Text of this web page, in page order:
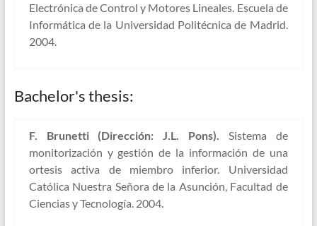
Electrónica de Control y Motores Lineales. Escuela de
Informática de la Universidad Politécnica de Madrid.
2004.
Bachelor's thesis:
F. Brunetti (Dirección: J.L. Pons). Sistema de
monitorización y gestión de la información de una
ortesis activa de miembro inferior. Universidad
Católica Nuestra Señora de la Asunción, Facultad de
Ciencias y Tecnología. 2004.